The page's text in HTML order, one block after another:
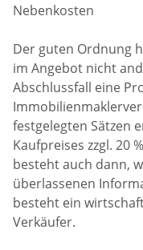
Nebenkosten
Der guten Ordnung
im Angebot nicht
Abschlussfall eine
festgelegten Sätzen
Kaufpreises zzgl. 20
besteht auch dann,
überlassenen
besteht ein
Verkäufer.